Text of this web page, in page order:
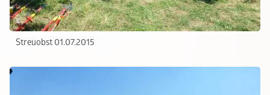
Streuobst 01.07.2015